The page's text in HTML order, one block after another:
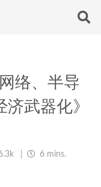
络、半导
武器化》
6 mins.